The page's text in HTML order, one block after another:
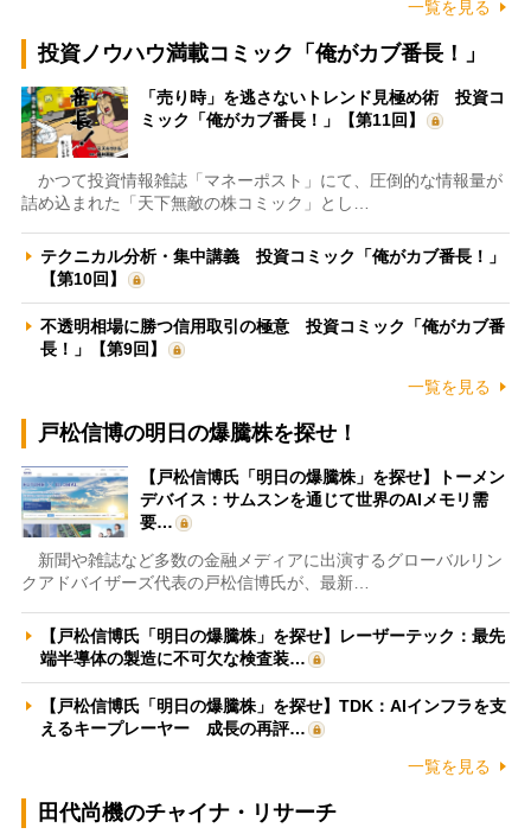
一覧を見る
投資ノウハウ満載コミック「俺がカブ番長！」
「売り時」を逃さないトレンド見極め術 投資コ
ミック「俺がカブ番長！」【第11回】
かつて投資情報雑誌「マネーポスト」にて、圧倒的な情報量が
詰め込まれた「天下無敵の株コミック」とし…
テクニカル分析・集中講義 投資コミック「俺がカブ番長！」
【第10回】
不透明相場に勝つ信用取引の極意 投資コミック「俺がカブ番
長！」【第9回】
一覧を見る
戸松信博の明日の爆騰株を探せ！
【戸松信博氏「明日の爆騰株」を探せ】トーメン
デバイス：サムスンを通じて世界のAIメモリ需
要…
新聞や雑誌など多数の金融メディアに出演するグローバルリン
クアドバイザーズ代表の戸松信博氏が、最新…
【戸松信博氏「明日の爆騰株」を探せ】レーザーテック：最先
端半導体の製造に不可欠な検査装…
【戸松信博氏「明日の爆騰株」を探せ】TDK：AIインフラを支
えるキープレーヤー 成長の再評…
一覧を見る
田代尚機のチャイナ・リサーチ